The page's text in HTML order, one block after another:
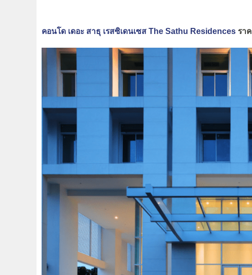
คอนโด เดอะ สาธุ เรสซิเดนเซส The Sathu Residences รา